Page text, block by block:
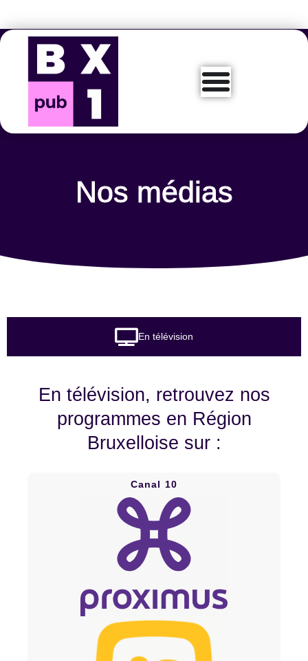
contenu
Nos médias
En télévision
En télévision, retrouvez nos
programmes en Région
Bruxelloise sur :
Canal 10